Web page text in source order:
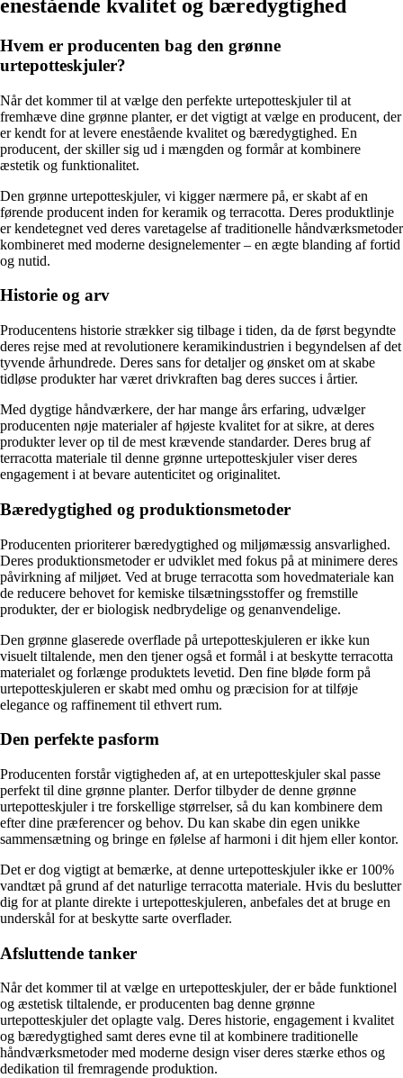
enestående kvalitet og bæredygtighed
Hvem er producenten bag den grønne
urtepotteskjuler?
Når det kommer til at vælge den perfekte urtepotteskjuler til at
fremhæve dine grønne planter, er det vigtigt at vælge en producent, der
er kendt for at levere enestående kvalitet og bæredygtighed. En
producent, der skiller sig ud i mængden og formår at kombinere
æstetik og funktionalitet.
Den grønne urtepotteskjuler, vi kigger nærmere på, er skabt af en
førende producent inden for keramik og terracotta. Deres produktlinje
er kendetegnet ved deres varetagelse af traditionelle håndværksmetoder
kombineret med moderne designelementer – en ægte blanding af fortid
og nutid.
Historie og arv
Producentens historie strækker sig tilbage i tiden, da de først begyndte
deres rejse med at revolutionere keramikindustrien i begyndelsen af det
tyvende århundrede. Deres sans for detaljer og ønsket om at skabe
tidløse produkter har været drivkraften bag deres succes i årtier.
Med dygtige håndværkere, der har mange års erfaring, udvælger
producenten nøje materialer af højeste kvalitet for at sikre, at deres
produkter lever op til de mest krævende standarder. Deres brug af
terracotta materiale til denne grønne urtepotteskjuler viser deres
engagement i at bevare autenticitet og originalitet.
Bæredygtighed og produktionsmetoder
Producenten prioriterer bæredygtighed og miljømæssig ansvarlighed.
Deres produktionsmetoder er udviklet med fokus på at minimere deres
påvirkning af miljøet. Ved at bruge terracotta som hovedmateriale kan
de reducere behovet for kemiske tilsætningsstoffer og fremstille
produkter, der er biologisk nedbrydelige og genanvendelige.
Den grønne glaserede overflade på urtepotteskjuleren er ikke kun
visuelt tiltalende, men den tjener også et formål i at beskytte terracotta
materialet og forlænge produktets levetid. Den fine bløde form på
urtepotteskjuleren er skabt med omhu og præcision for at tilføje
elegance og raffinement til ethvert rum.
Den perfekte pasform
Producenten forstår vigtigheden af, at en urtepotteskjuler skal passe
perfekt til dine grønne planter. Derfor tilbyder de denne grønne
urtepotteskjuler i tre forskellige størrelser, så du kan kombinere dem
efter dine præferencer og behov. Du kan skabe din egen unikke
sammensætning og bringe en følelse af harmoni i dit hjem eller kontor.
Det er dog vigtigt at bemærke, at denne urtepotteskjuler ikke er 100%
vandtæt på grund af det naturlige terracotta materiale. Hvis du beslutter
dig for at plante direkte i urtepotteskjuleren, anbefales det at bruge en
underskål for at beskytte sarte overflader.
Afsluttende tanker
Når det kommer til at vælge en urtepotteskjuler, der er både funktionel
og æstetisk tiltalende, er producenten bag denne grønne
urtepotteskjuler det oplagte valg. Deres historie, engagement i kvalitet
og bæredygtighed samt deres evne til at kombinere traditionelle
håndværksmetoder med moderne design viser deres stærke ethos og
dedikation til fremragende produktion.